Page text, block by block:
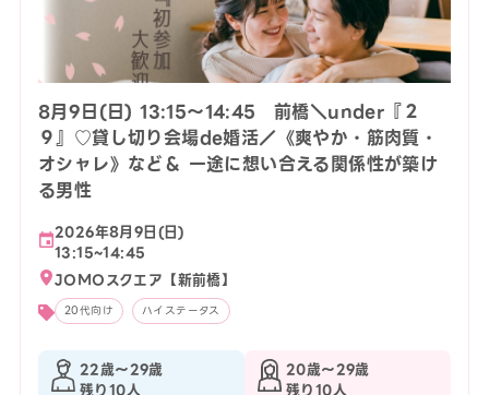
8月9日(日) 13:15〜14:45 前橋＼under『２
９』♡貸し切り会場de婚活／《爽やか・筋肉質・
オシャレ》など＆ 一途に想い合える関係性が築け
る男性
2026年8月9日(日)
13:15~14:45
JOMOスクエア【新前橋】
20代向け ハイステータス
22歳〜29歳
残り10人
20歳〜29歳
残り10人